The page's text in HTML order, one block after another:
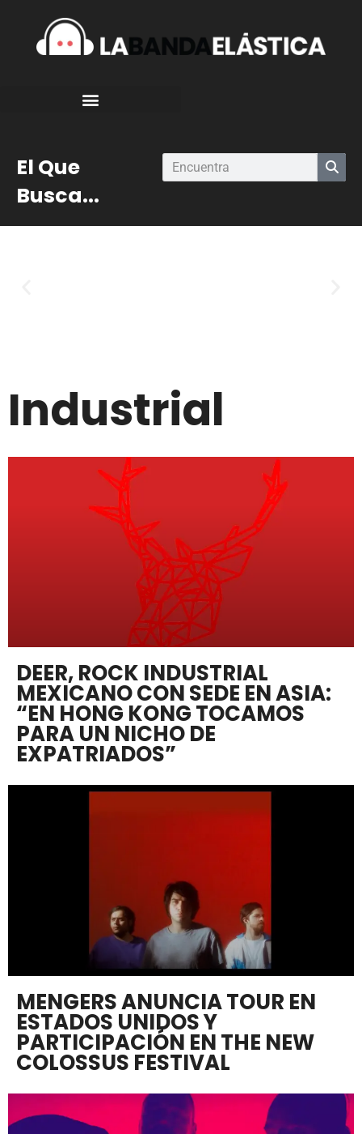
El Que
Busca...
Industrial
DEER, ROCK INDUSTRIAL
MEXICANO CON SEDE EN ASIA:
“EN HONG KONG TOCAMOS
PARA UN NICHO DE
EXPATRIADOS”
MENGERS ANUNCIA TOUR EN
ESTADOS UNIDOS Y
PARTICIPACIÓN EN THE NEW
COLOSSUS FESTIVAL